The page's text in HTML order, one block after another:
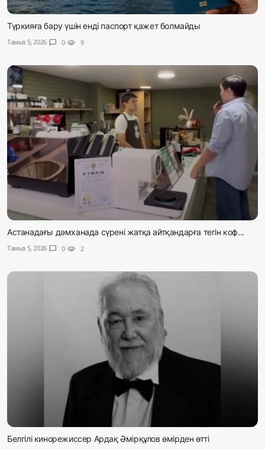
Түркияға бару үшін енді паспорт қажет болмайды
Тамыз 5, 2026 chat_bubble 0 visibility 9
Астанадағы дәмханада сүрені жатқа айтқандарға тегін коф...
Тамыз 5, 2026 chat_bubble 0 visibility 2
Белгілі кинорежиссер Ардақ Әмірқұлов өмірден өтті